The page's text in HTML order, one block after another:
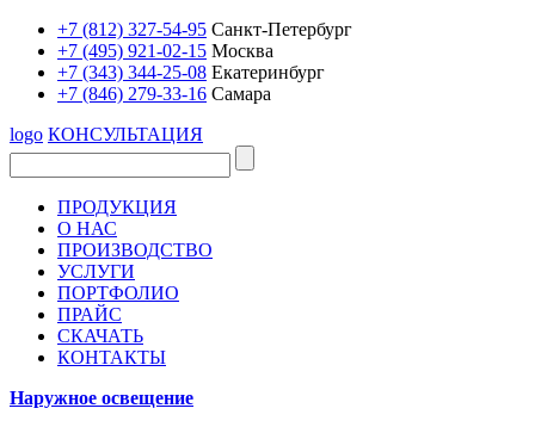
+7 (812) 327-54-95 Санкт-Петербург
+7 (495) 921-02-15 Москва
+7 (343) 344-25-08 Екатеринбург
+7 (846) 279-33-16 Самара
logo КОНСУЛЬТАЦИЯ
ПРОДУКЦИЯ
О НАС
ПРОИЗВОДСТВО
УСЛУГИ
ПОРТФОЛИО
ПРАЙС
СКАЧАТЬ
КОНТАКТЫ
Наружное освещение